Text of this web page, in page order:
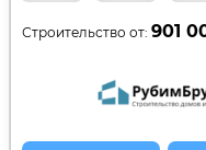
Строительство от:901